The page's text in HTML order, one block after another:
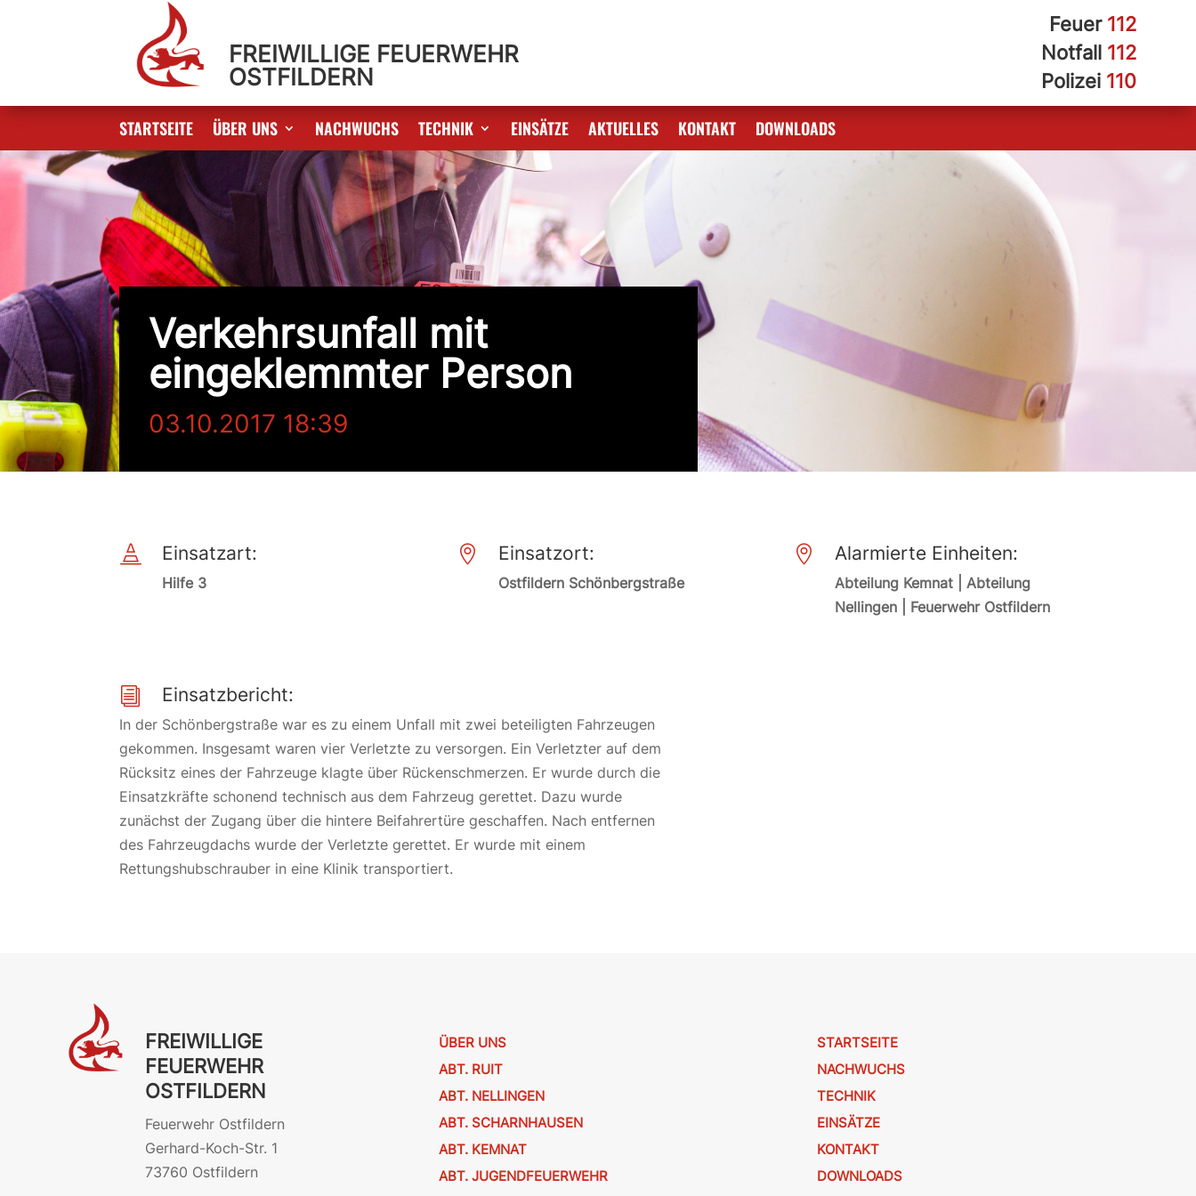
FREIWILLIGE FEUERWEHR
OSTFILDERN
Feuer 112
Notfall 112
Polizei 110
STARTSEITE ÜBER UNS NACHWUCHS TECHNIK EINSÄTZE AKTUELLES KONTAKT DOWNLOADS
Verkehrsunfall mit
eingeklemmter Person
03.10.2017 18:39
 Einsatzart:
Hilfe 3
 Einsatzort:
Ostfildern Schönbergstraße
 Alarmierte Einheiten:
Abteilung Kemnat | Abteilung
Nellingen | Feuerwehr Ostfildern
i Einsatzbericht:
In der Schönbergstraße war es zu einem Unfall mit zwei beteiligten Fahrzeugen
gekommen. Insgesamt waren vier Verletzte zu versorgen. Ein Verletzter auf dem
Rücksitz eines der Fahrzeuge klagte über Rückenschmerzen. Er wurde durch die
Einsatzkräfte schonend technisch aus dem Fahrzeug gerettet. Dazu wurde
zunächst der Zugang über die hintere Beifahrertüre geschaffen. Nach entfernen
des Fahrzeugdachs wurde der Verletzte gerettet. Er wurde mit einem
Rettungshubschrauber in eine Klinik transportiert.
FREIWILLIGE
FEUERWEHR
OSTFILDERN
Feuerwehr Ostfildern
Gerhard-Koch-Str. 1
73760 Ostfildern
ÜBER UNS
ABT. RUIT
ABT. NELLINGEN
ABT. SCHARNHAUSEN
ABT. KEMNAT
ABT. JUGENDFEUERWEHR
STARTSEITE
NACHWUCHS
TECHNIK
EINSÄTZE
KONTAKT
DOWNLOADS